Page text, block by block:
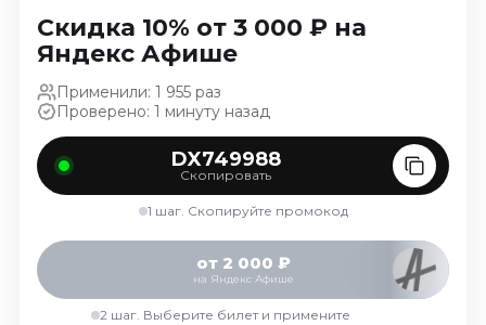
Декабрь 2026
Спорт
Август 2026
Сентябрь 2026
Декабрь 2026
Август 2026
Сентябрь 2026
Октябрь 2026
Скидка 10% от 3 000 ₽ на
Яндекс Афише
Применили: 1 955 раз
Проверено: 1 минуту назад
DX749988
Скопировать
1 шаг. Скопируйте промокод
от 2 000 ₽
на Яндекс Афише
2 шаг. Выберите билет и примените